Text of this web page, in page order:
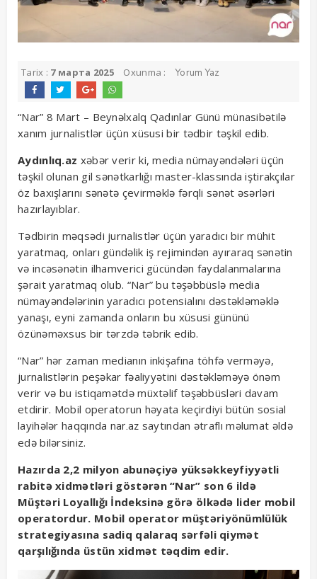
Tarix : 7 марта 2025 Oxunma : Yorum Yaz
“Nar” 8 Mart – Beynəlxalq Qadınlar Günü münasibətilə
xanım jurnalistlər üçün xüsusi bir tədbir təşkil edib.
Aydınlıq.az xəbər verir ki, media nümayəndələri üçün
təşkil olunan gil sənətkarlığı master-klassında iştirakçılar
öz baxışlarını sənətə çevirməklə fərqli sənət əsərləri
hazırlayıblar.
Tədbirin məqsədi jurnalistlər üçün yaradıcı bir mühit
yaratmaq, onları gündəlik iş rejimindən ayıraraq sənətin
və incəsənətin ilhamverici gücündən faydalanmalarına
şərait yaratmaq olub. “Nar” bu təşəbbüslə media
nümayəndələrinin yaradıcı potensialını dəstəkləməklə
yanaşı, eyni zamanda onların bu xüsusi gününü
özünəməxsus bir tərzdə təbrik edib.
“Nar” hər zaman medianın inkişafına töhfə verməyə,
jurnalistlərin peşəkar fəaliyyətini dəstəkləməyə önəm
verir və bu istiqamətdə müxtəlif təşəbbüsləri davam
etdirir. Mobil operatorun həyata keçirdiyi bütün sosial
layihələr haqqında nar.az saytından ətraflı məlumat əldə
edə bilərsiniz.
Hazırda 2,2 milyon abunəçiyə yüksəkkeyfiyyətli
rabitə xidmətləri göstərən “Nar” son 6 ildə
Müştəri Loyallığı İndeksinə görə ölkədə lider mobil
operatordur. Mobil operator müştəriyönümlülük
strategiyasına sadiq qalaraq sərfəli qiymət
qarşılığında üstün xidmət təqdim edir.